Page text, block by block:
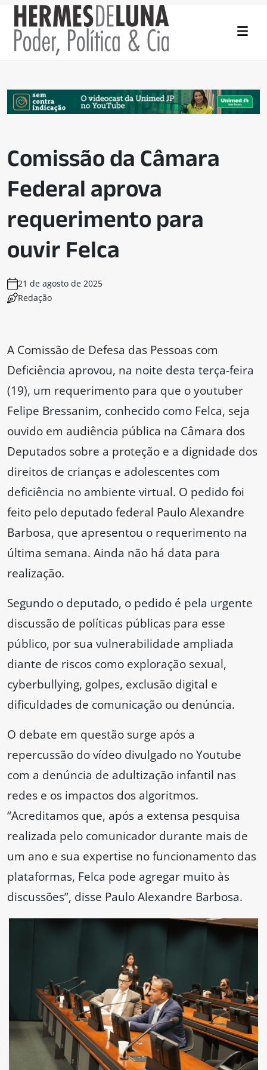
Comissão da Câmara
Federal aprova
requerimento para
ouvir Felca
21 de agosto de 2025
Redação
A Comissão de Defesa das Pessoas com
Deficiência aprovou, na noite desta terça-feira
(19), um requerimento para que o youtuber
Felipe Bressanim, conhecido como Felca, seja
ouvido em audiência pública na Câmara dos
Deputados sobre a proteção e a dignidade dos
direitos de crianças e adolescentes com
deficiência no ambiente virtual. O pedido foi
feito pelo deputado federal Paulo Alexandre
Barbosa, que apresentou o requerimento na
última semana. Ainda não há data para
realização.
Segundo o deputado, o pedido é pela urgente
discussão de políticas públicas para esse
público, por sua vulnerabilidade ampliada
diante de riscos como exploração sexual,
cyberbullying, golpes, exclusão digital e
dificuldades de comunicação ou denúncia.
O debate em questão surge após a
repercussão do vídeo divulgado no Youtube
com a denúncia de adultização infantil nas
redes e os impactos dos algoritmos.
“Acreditamos que, após a extensa pesquisa
realizada pelo comunicador durante mais de
um ano e sua expertise no funcionamento das
plataformas, Felca pode agregar muito às
discussões”, disse Paulo Alexandre Barbosa.